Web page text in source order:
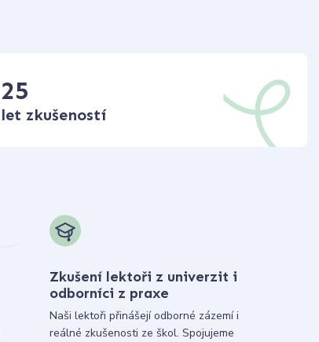
25
let zkušeností
Zkušení lektoři z univerzit i
odborníci z praxe
Naši lektoři přinášejí odborné zázemí i
reálné zkušenosti ze škol. Spojujeme